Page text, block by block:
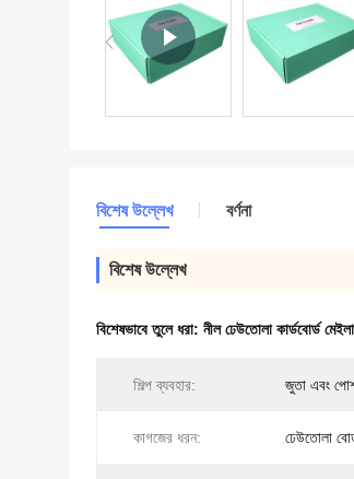
বিশেষ উল্লেখ বর্ণনা
বিশেষ উল্লেখ
বিশেষভাবে তুলে ধরা: নীল ঢেউতোলা কার্ডবোর্ড
শিল্প ব্যবহার: জুতা এবং
কাগজের ধরন: ঢেউতোলা